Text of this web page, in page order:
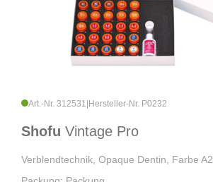
Art.-Nr. 312531 Hersteller-Nr. P0232
Shofu Vintage Pro
Verblendtechnik, Opaque Dentin, Farbe A2